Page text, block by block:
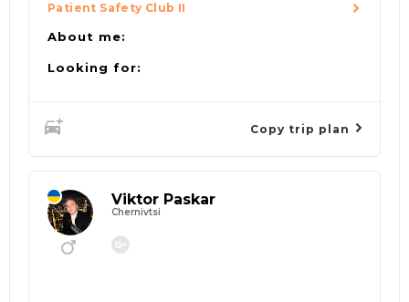
Patient Safety Club II
About me:
Looking for:
Copy trip plan
Viktor Paskar
Chernivtsi